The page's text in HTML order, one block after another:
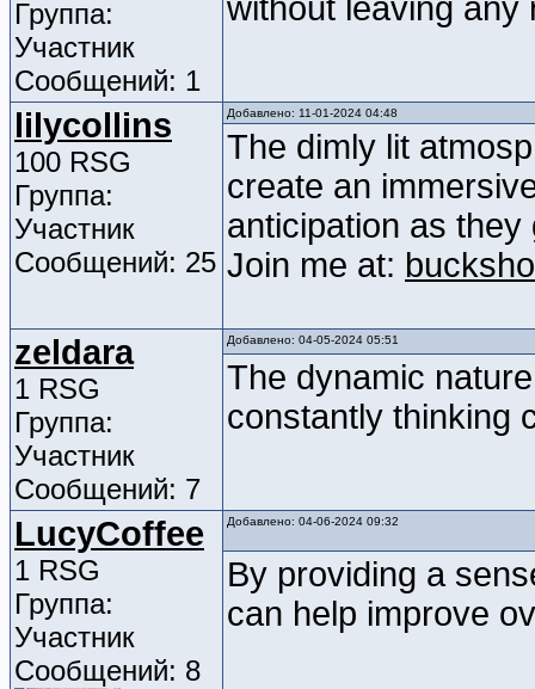
Группа:
Участник
Сообщений: 1
without leaving
lilycollins
100 RSG
Группа:
Участник
Сообщений: 25
Добавлено: 11-01-2024 04:48
The dimly lit
create an
anticipation as
Join me at:
zeldara
1 RSG
Группа:
Участник
Сообщений: 7
Добавлено: 04-05-2024 05:51
The dynamic
constantly thinking
LucyCoffee
1 RSG
Группа:
Участник
Сообщений: 8
Добавлено: 04-06-2024 09:32
By providing a
can help improve